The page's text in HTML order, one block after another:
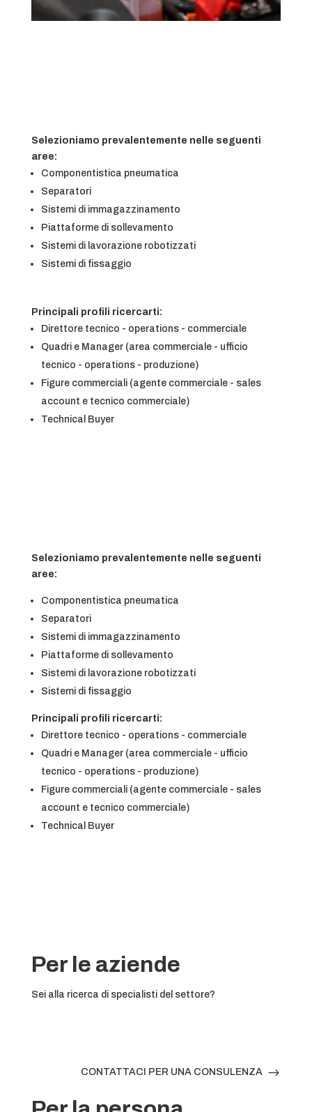
Selezioniamo prevalentemente nelle seguenti
aree:
Componentistica pneumatica
Separatori
Sistemi di immagazzinamento
Piattaforme di sollevamento
Sistemi di lavorazione robotizzati
Sistemi di fissaggio
Principali profili ricercarti:
Direttore tecnico - operations - commerciale
Quadri e Manager (area commerciale - ufficio
tecnico - operations - produzione)
Figure commerciali (agente commerciale - sales
account e tecnico commerciale)
Technical Buyer
Selezioniamo prevalentemente nelle seguenti
aree:
Componentistica pneumatica
Separatori
Sistemi di immagazzinamento
Piattaforme di sollevamento
Sistemi di lavorazione robotizzati
Sistemi di fissaggio
Principali profili ricercarti:
Direttore tecnico - operations - commerciale
Quadri e Manager (area commerciale - ufficio
tecnico - operations - produzione)
Figure commerciali (agente commerciale - sales
account e tecnico commerciale)
Technical Buyer
Per le aziende
Sei alla ricerca di specialisti del settore?
CONTATTACI PER UNA CONSULENZA $